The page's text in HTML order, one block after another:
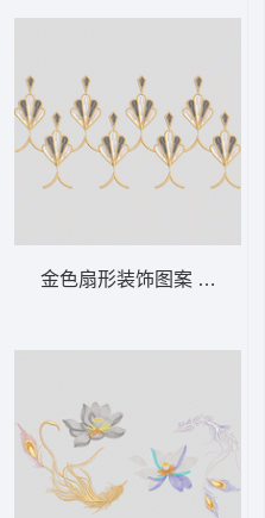
金色扇形装饰图案 靓花